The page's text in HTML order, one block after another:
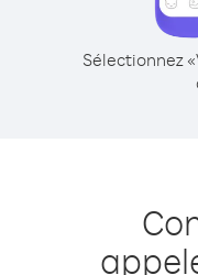
Sélectionnez